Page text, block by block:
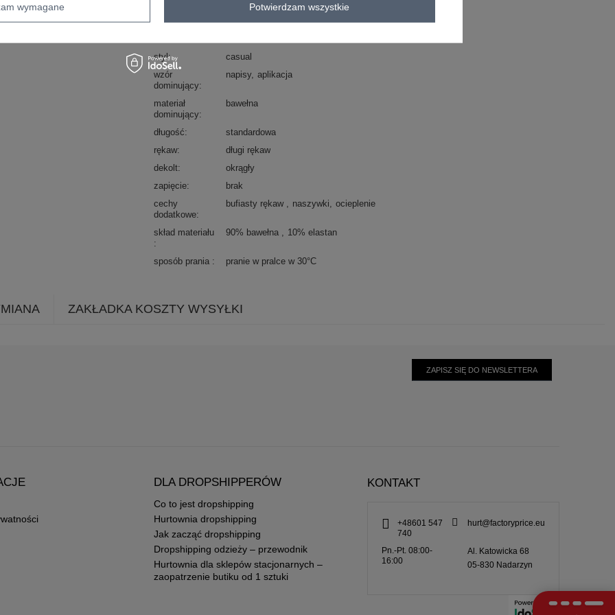
Kod produktu
RV-BL-A1044.78
styl
casual
wzór
dominujący
napisy aplikacja
materiał
dominujący
bawełna
długość
standardowa
rękaw
długi rękaw
dekolt
okrągły
zapięcie
brak
cechy
dodatkowe
bufiasty rękaw naszywki ocieplenie
skład materiału 90% bawełna 10% elastan
sposób prania pranie w pralce w 30°C
ZAKŁADKA KOSZTY WYSYŁKI
ZAPISZ SIĘ DO NEWSLETTERA
DLA DROPSHIPPERÓW
Co to jest dropshipping
Hurtownia dropshipping
Jak zacząć dropshipping
Dropshipping odzieży – przewodnik
Hurtownia dla sklepów stacjonarnych –
zaopatrzenie butiku od 1 sztuki
KONTAKT
+48601 547
740
hurt@factoryprice.eu
Pn.-Pt. 08:00-
16:00
Al. Katowicka 68
05-830 Nadarzyn
wymagane Potwierdzam wszystkie